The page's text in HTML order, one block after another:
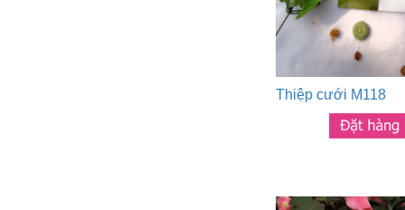
Thiệp cưới M118